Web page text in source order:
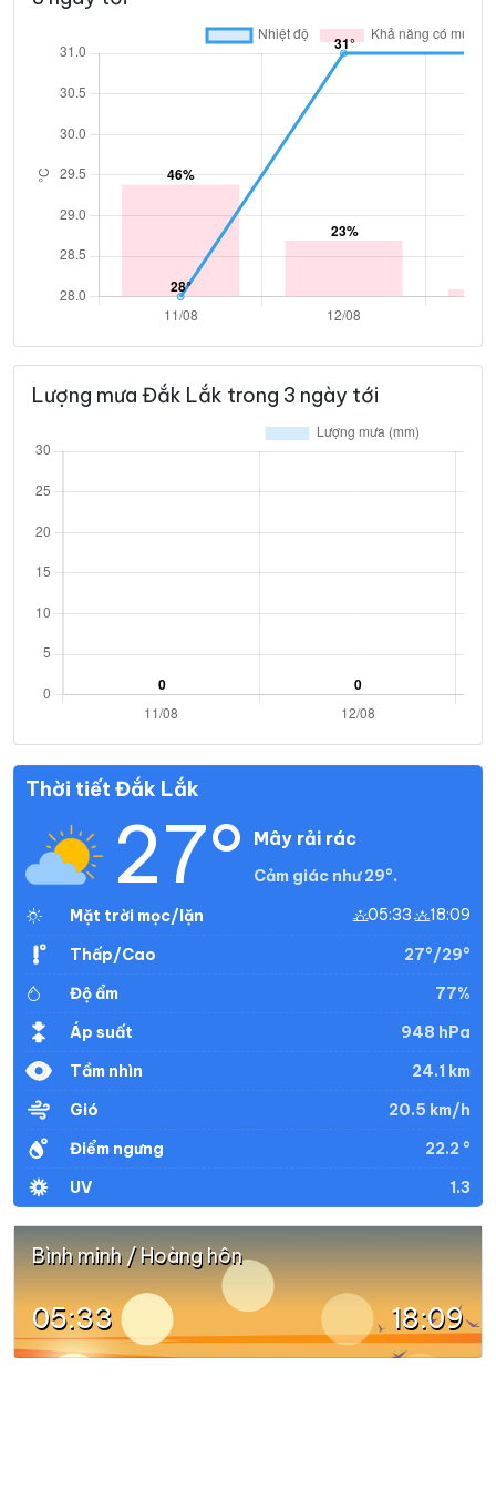
Lượng mưa Đắk Lắk trong 3 ngày tới
Thời tiết Đắk Lắk
27° Mây rải rác
Cảm giác như 29°.
Mặt trời mọc/lặn
05:33 18:09
Thấp/Cao
27°/29°
Độ ẩm
77%
Áp suất
948 hPa
Tầm nhìn
24.1 km
Gió
20.5 km/h
Điểm ngưng
22.2 °
UV
1.3
Bình minh / Hoàng hôn
05:33 18:09